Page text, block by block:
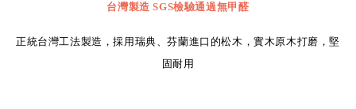
台灣製造 SGS檢驗通過無甲醛
正統台灣工法製造，採用瑞典、芬蘭進口的松木，實木原木打磨，堅
固耐用